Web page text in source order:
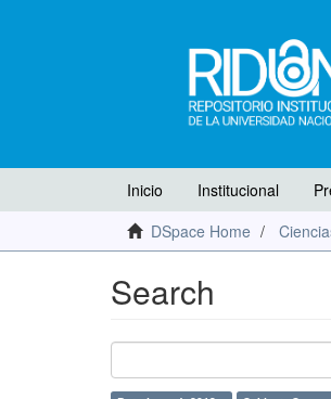
Inicio Institucional
DSpace Home
Search